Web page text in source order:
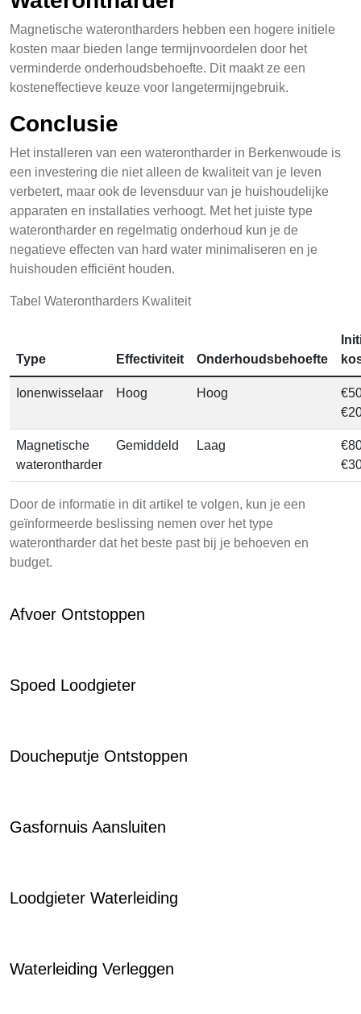
Magnetische waterontharders hebben een hogere initiele
kosten maar bieden lange termijnvoordelen door het
verminderde onderhoudsbehoefte. Dit maakt ze een
kosteneffectieve keuze voor langetermijngebruik.
Conclusie
Het installeren van een waterontharder in Berkenwoude is
een investering die niet alleen de kwaliteit van je leven
verbetert, maar ook de levensduur van je huishoudelijke
apparaten en installaties verhoogt. Met het juiste type
waterontharder en regelmatig onderhoud kun je de
negatieve effecten van hard water minimaliseren en je
huishouden efficiënt houden.
Tabel Waterontharders Kwaliteit
Type Effectiviteit Onderhoudsbehoefte
Ionenwisselaar Hoog Hoog
Magnetische
waterontharder
Gemiddeld Laag
Door de informatie in dit artikel te volgen, kun je een
geïnformeerde beslissing nemen over het type
waterontharder dat het beste past bij je behoeven en
budget.
Afvoer Ontstoppen
Spoed Loodgieter
Doucheputje Ontstoppen
Gasfornuis Aansluiten
Loodgieter Waterleiding
Waterleiding Verleggen